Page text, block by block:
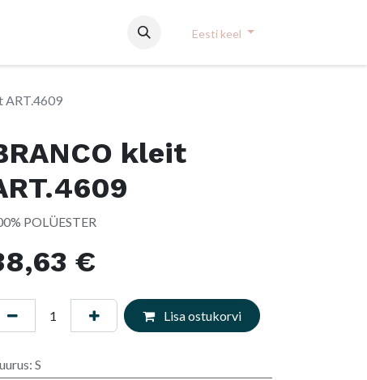
Eesti keel
ART.4609
kleit
POLÜESTER
€
Lisa ostukorvi
: S